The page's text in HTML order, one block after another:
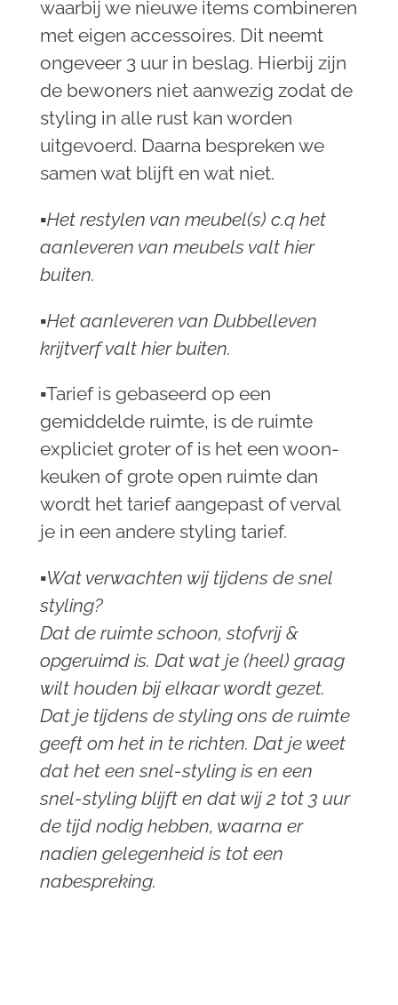
waarbij we nieuwe items combineren
met eigen accessoires. Dit neemt
ongeveer 3 uur in beslag. Hierbij zijn
de bewoners niet aanwezig zodat de
styling in alle rust kan worden
uitgevoerd. Daarna bespreken we
samen wat blijft en wat niet.
▪︎Het restylen van meubel(s) c.q het
aanleveren van meubels valt hier
buiten.
▪︎Het aanleveren van Dubbelleven
krijtverf valt hier buiten.
▪︎Tarief is gebaseerd op een
gemiddelde ruimte, is de ruimte
expliciet groter of is het een woon-
keuken of grote open ruimte dan
wordt het tarief aangepast of verval
je in een andere styling tarief.
▪︎Wat verwachten wij tijdens de snel
styling?
Dat de ruimte schoon, stofvrij &
opgeruimd is. Dat wat je (heel) graag
wilt houden bij elkaar wordt gezet.
Dat je tijdens de styling ons de ruimte
geeft om het in te richten. Dat je weet
dat het een snel-styling is en een
snel-styling blijft en dat wij 2 tot 3 uur
de tijd nodig hebben, waarna er
nadien gelegenheid is tot een
nabespreking.